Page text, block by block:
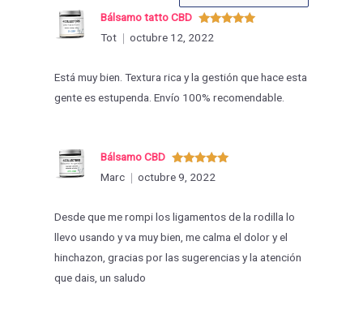
las
Valorado
con
Bálsamo tatto CBD
Tot
octubre 12, 2022
Está muy bien. Textura rica y la gestión que hace esta
gente es estupenda. Envío 100% recomendable.
Valorado
con5de 5
Bálsamo CBD
Marc
octubre 9, 2022
Desde que me rompi los ligamentos de la rodilla lo
llevo usando y va muy bien, me calma el dolor y el
hinchazon, gracias por las sugerencias y la atención
que dais, un saludo